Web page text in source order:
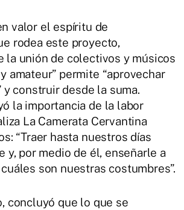
valor el espíritu de
rodea este proyecto,
la unión de colectivos y músicos
amateur” permite “aprovechar
construir desde la suma.
la importancia de la labor
La Camerata Cervantina
“Traer hasta nuestros días
y, por medio de él, enseñarle a
son nuestras costumbres”.
concluyó que lo que se